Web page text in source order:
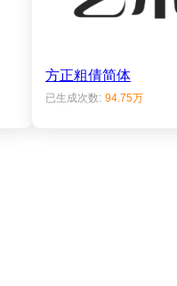
方正粗倩简体
已生成次数: 94.75万